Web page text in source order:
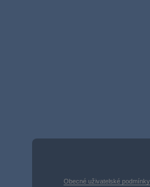
Obecné uživatelské podmínky